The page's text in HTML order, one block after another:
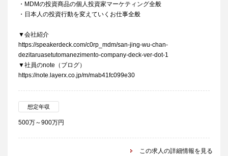
・MDMの投資商品の個人投資家マーケティング全般
・日本人の投資行動を変えていくお仕事全般
▼会社紹介
https://speakerdeck.com/c0rp_mdm/san-jing-wu-chan-
dezitaruasetutomanezimento-company-deck-ver-dot-1
▼社員のnote（ブログ）
https://note.layerx.co.jp/m/mab41fc099e30
想定年収
500万～900万円
この求人の詳細情報を見る